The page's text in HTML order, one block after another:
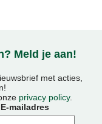
Meld je aan!
met acties,
privacy policy.
E-mailadres